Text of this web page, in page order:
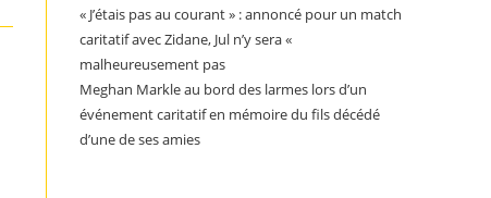
« J’étais pas au courant » : annoncé pour un match
caritatif avec Zidane, Jul n’y sera «
malheureusement pas
Meghan Markle au bord des larmes lors d’un
événement caritatif en mémoire du fils décédé
d’une de ses amies